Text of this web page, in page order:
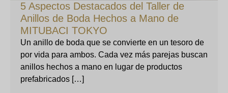
5 Aspectos Destacados del Taller de
Anillos de Boda Hechos a Mano de
MITUBACI TOKYO
Un anillo de boda que se convierte en un tesoro de
por vida para ambos. Cada vez más parejas buscan
anillos hechos a mano en lugar de productos
prefabricados […]